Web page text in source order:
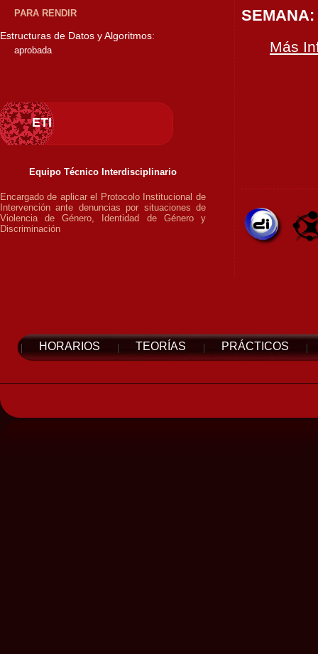
SEMANA:
Más
PARA RENDIR
Estructuras de Datos y Algoritmos:
aprobada
ETI
Equipo Técnico Interdisciplinario
Encargado de aplicar el Protocolo Institucional de
Intervención ante denuncias por situaciones de
Violencia de Género, Identidad de Género y
Discriminación
HORARIOS TEORÍAS PRÁCTICOS